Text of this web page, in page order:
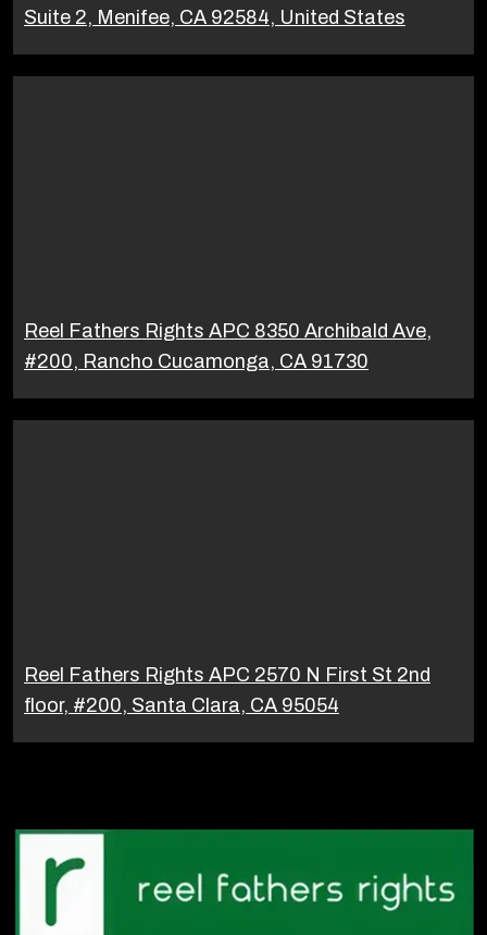
Suite 2, Menifee, CA 92584, United States
Reel Fathers Rights APC 8350 Archibald Ave,
#200, Rancho Cucamonga, CA 91730
Reel Fathers Rights APC 2570 N First St 2nd
floor, #200, Santa Clara, CA 95054